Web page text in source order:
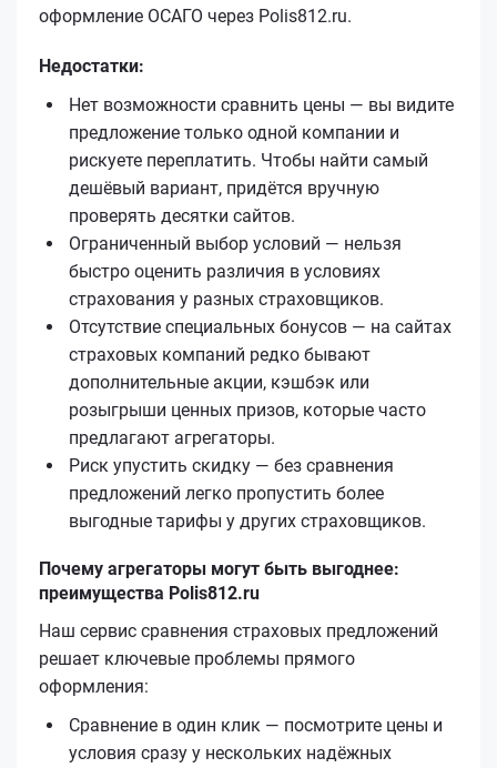
оформление ОСАГО через Polis812.ru.
Недостатки:
Нет возможности сравнить цены — вы видите
предложение только одной компании и
рискуете переплатить. Чтобы найти самый
дешёвый вариант, придётся вручную
проверять десятки сайтов.
Ограниченный выбор условий — нельзя
быстро оценить различия в условиях
страхования у разных страховщиков.
Отсутствие специальных бонусов — на сайтах
страховых компаний редко бывают
дополнительные акции, кэшбэк или
розыгрыши ценных призов, которые часто
предлагают агрегаторы.
Риск упустить скидку — без сравнения
предложений легко пропустить более
выгодные тарифы у других страховщиков.
Почему агрегаторы могут быть выгоднее:
преимущества Polis812.ru
Наш сервис сравнения страховых предложений
решает ключевые проблемы прямого
оформления:
Сравнение в один клик — посмотрите цены и
условия сразу у нескольких надёжных